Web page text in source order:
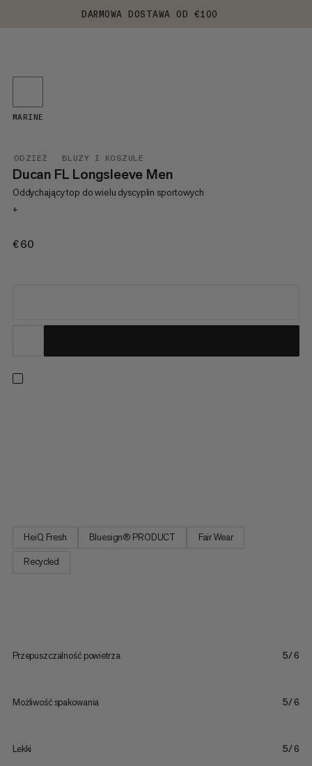
DARMOWA DOSTAWA OD €100
ODZIEŻ BLUZY I KOSZULE
Ducan FL Longsleeve Men
Oddychający top do wielu dyscyplin sportowych
+
€60
MARINE
HeiQ Fresh Bluesign® PRODUCT Fair Wear
Recycled
Przepuszczalność powietrza 5/6
Możliwość spakowania 5/6
Lekki 5/6